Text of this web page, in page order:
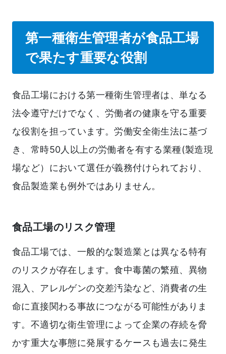
第一種衛生管理者が食品工場
で果たす重要な役割
食品工場における第一種衛生管理者は、単なる
法令遵守だけでなく、労働者の健康を守る重要
な役割を担っています。労働安全衛生法に基づ
き、常時50人以上の労働者を有する業種(製造現
場など）において選任が義務付けられており、
食品製造業も例外ではありません。
食品工場のリスク管理
食品工場では、一般的な製造業とは異なる特有
のリスクが存在します。食中毒菌の繁殖、異物
混入、アレルゲンの交差汚染など、消費者の生
命に直接関わる事故につながる可能性がありま
す。不適切な衛生管理によって企業の存続を脅
かす重大な事態に発展するケースも過去に発生